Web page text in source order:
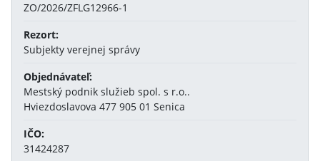
ZO/2026/ZFLG12966-1
Rezort:
Subjekty verejnej správy
Objednávateľ:
Mestský podnik služieb spol. s r.o..
Hviezdoslavova 477 905 01 Senica
IČO:
31424287